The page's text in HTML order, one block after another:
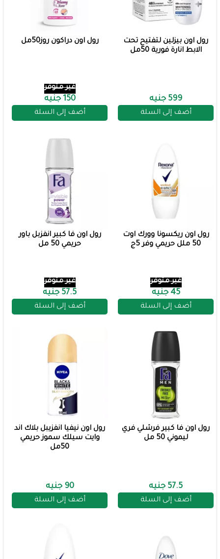
رول اون بيزلين لتفتيح تحت
الابط انارة فورية 50مل
599 جنيه
أضف إلى السلة
رول اون دراكون روز50مل
غير متوفر
150 جنيه
أضف إلى السلة
رول اون ريكسونا وورك اوت
50 ملل حريمي وفر 5ج
غير متوفر
45 جنيه
أضف إلى السلة
رول اون فا كبير انفزبل باور
حريمي 50 مل
غير متوفر
57.5 جنيه
أضف إلى السلة
رول اون فا كبير فرشلي فري
ليموني 50 مل
57.5 جنيه
أضف إلى السلة
رول اون نيفيا انفزيبل بلاك اند
وايت سيلك سموز حريمي
50مل
90 جنيه
أضف إلى السلة